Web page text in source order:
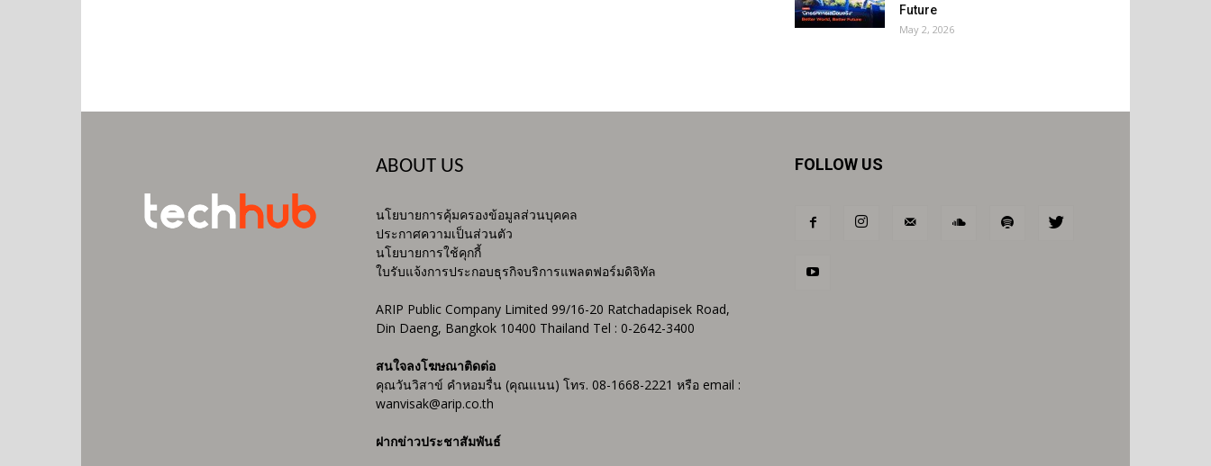
Future
May 2, 2026
ABOUT US
นโยบายการคุ้มครองข้อมูลส่วนบุคคล
ประกาศความเป็นส่วนตัว
นโยบายการใช้คุกกี้
ใบรับแจ้งการประกอบธุรกิจบริการแพลตฟอร์มดิจิทัล
ARIP Public Company Limited 99/16-20 Ratchadapisek Road,
Din Daeng, Bangkok 10400 Thailand Tel : 0-2642-3400
สนใจลงโฆษณาติดต่อ
คุณวันวิสาข์ คำหอมรื่น (คุณแนน) โทร. 08-1668-2221 หรือ email :
wanvisak@arip.co.th
ฝากข่าวประชาสัมพันธ์
FOLLOW US